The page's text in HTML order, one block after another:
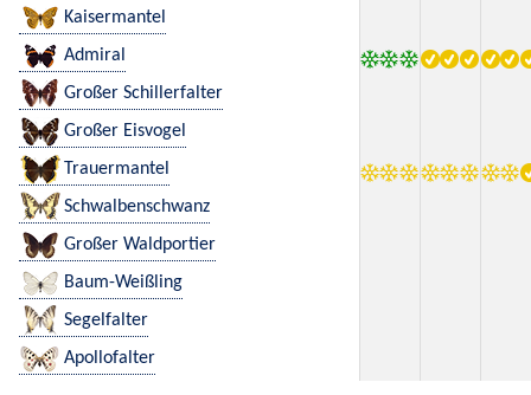
Kaisermantel
Admiral
Großer Schillerfalter
Großer Eisvogel
Trauermantel
Schwalbenschwanz
Großer Waldportier
Baum-Weißling
Segelfalter
Apollofalter